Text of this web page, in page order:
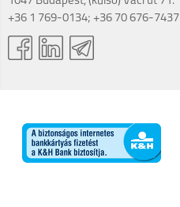
+36 1 769-0134; +36 70 676-7437